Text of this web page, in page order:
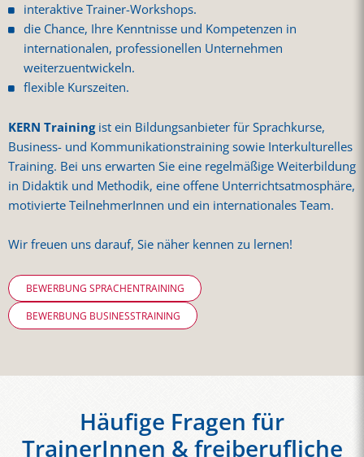
interaktive Trainer-Workshops.
die Chance, Ihre Kenntnisse und Kompetenzen in
internationalen, professionellen Unternehmen
weiterzuentwickeln.
flexible Kurszeiten.
KERN Trainingist ein Bildungsanbieter für Sprachkurse,
Business- und Kommunikationstraining sowie Interkulturelles
Training. Bei uns erwarten Sie eine regelmäßige Weiterbildung
in Didaktik und Methodik, eine offene Unterrichtsatmosphäre,
motivierte TeilnehmerInnen und ein internationales Team.
Wir freuen uns darauf, Sie näher kennen zu lernen!
BEWERBUNG SPRACHENTRAINING
BEWERBUNG BUSINESSTRAINING
Häufige Fragen für
TrainerInnen & freiberufliche